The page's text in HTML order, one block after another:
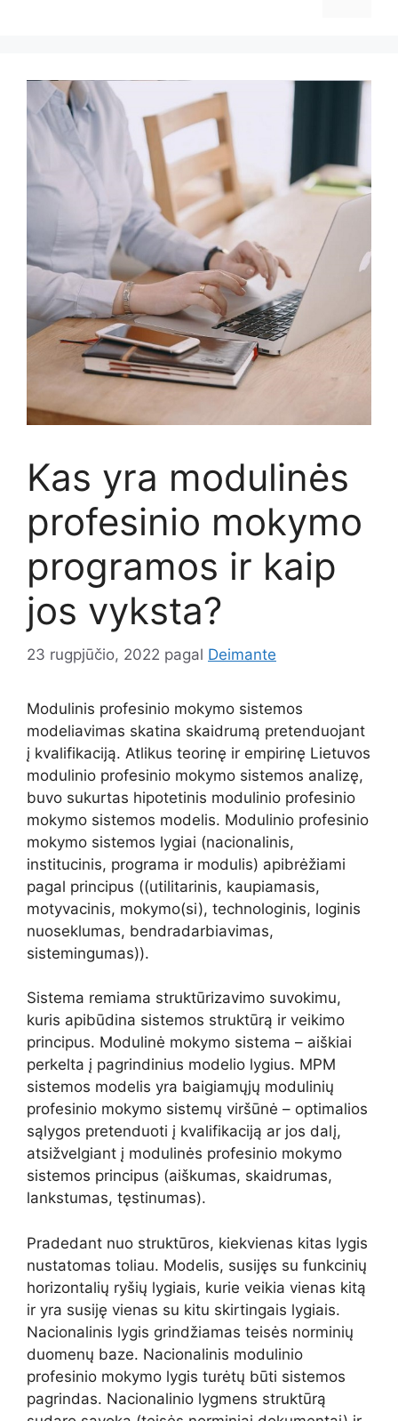
Kas yra modulinės
profesinio mokymo
programos ir kaip
jos vyksta?
23 rugpjūčio, 2022 pagal Deimante
Modulinis profesinio mokymo sistemos
modeliavimas skatina skaidrumą pretenduojant
į kvalifikaciją. Atlikus teorinę ir empirinę Lietuvos
modulinio profesinio mokymo sistemos analizę,
buvo sukurtas hipotetinis modulinio profesinio
mokymo sistemos modelis. Modulinio profesinio
mokymo sistemos lygiai (nacionalinis,
institucinis, programa ir modulis) apibrėžiami
pagal principus ((utilitarinis, kaupiamasis,
motyvacinis, mokymo(si), technologinis, loginis
nuoseklumas, bendradarbiavimas,
sistemingumas)).
Sistema remiama struktūrizavimo suvokimu,
kuris apibūdina sistemos struktūrą ir veikimo
principus. Modulinė mokymo sistema – aiškiai
perkelta į pagrindinius modelio lygius. MPM
sistemos modelis yra baigiamųjų modulinių
profesinio mokymo sistemų viršūnė – optimalios
sąlygos pretenduoti į kvalifikaciją ar jos dalį,
atsižvelgiant į modulinės profesinio mokymo
sistemos principus (aiškumas, skaidrumas,
lankstumas, tęstinumas).
Pradedant nuo struktūros, kiekvienas kitas lygis
nustatomas toliau. Modelis, susijęs su funkcinių
horizontalių ryšių lygiais, kurie veikia vienas kitą
ir yra susiję vienas su kitu skirtingais lygiais.
Nacionalinis lygis grindžiamas teisės norminių
duomenų baze. Nacionalinis modulinio
profesinio mokymo lygis turėtų būti sistemos
pagrindas. Nacionalinio lygmens struktūrą